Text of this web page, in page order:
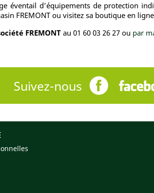
éventail d’équipements de protection
FREMONT ou visitez sa boutique en
FREMONTau 01 60 03 26 27 ou par
Suivez-nous